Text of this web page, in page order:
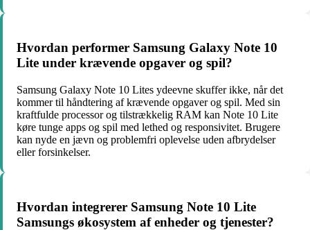
Hvordan performer Samsung Galaxy Note 10
Lite under krævende opgaver og spil?
Samsung Galaxy Note 10 Lites ydeevne skuffer ikke, når det
kommer til håndtering af krævende opgaver og spil. Med sin
kraftfulde processor og tilstrækkelig RAM kan Note 10 Lite
køre tunge apps og spil med lethed og responsivitet. Brugere
kan nyde en jævn og problemfri oplevelse uden afbrydelser
eller forsinkelser.
Hvordan integrerer Samsung Note 10 Lite
Samsungs økosystem af enheder og tjenester?